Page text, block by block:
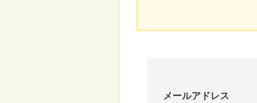
メールアドレス